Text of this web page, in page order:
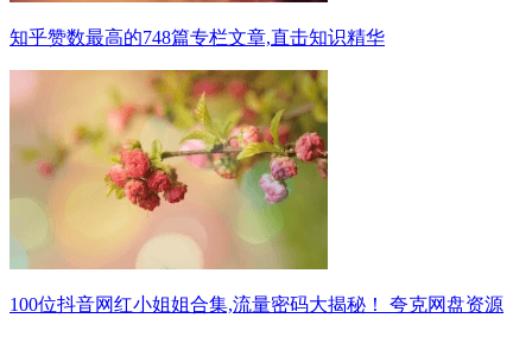
知乎赞数最高的748篇专栏文章,直击知识精华
100位抖音网红小姐姐合集,流量密码大揭秘！ 夸克网盘资源